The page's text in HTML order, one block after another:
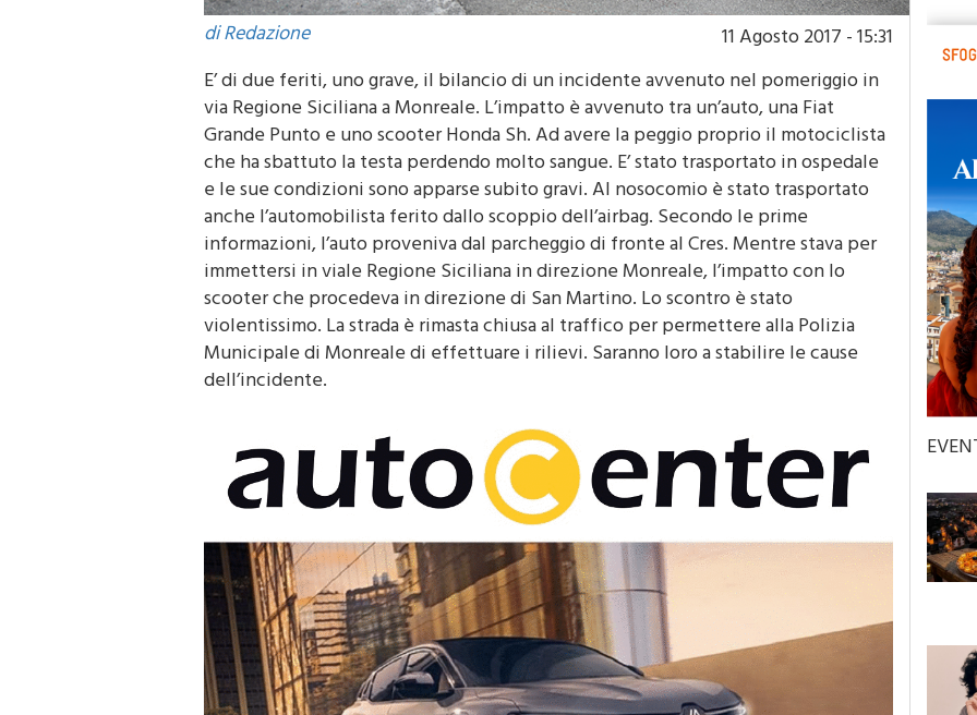
di Redazione
11 Agosto 2017 - 15:31
E’ di due feriti, uno grave, il bilancio di un incidente avvenuto nel pomeriggio in
via Regione Siciliana a Monreale. L’impatto è avvenuto tra un’auto, una Fiat
Grande Punto e uno scooter Honda Sh. Ad avere la peggio proprio il motociclista
che ha sbattuto la testa perdendo molto sangue. E’ stato trasportato in ospedale
e le sue condizioni sono apparse subito gravi. Al nosocomio è stato trasportato
anche l’automobilista ferito dallo scoppio dell’airbag. Secondo le prime
informazioni, l’auto proveniva dal parcheggio di fronte al Cres. Mentre stava per
immettersi in viale Regione Siciliana in direzione Monreale, l’impatto con lo
scooter che procedeva in direzione di San Martino. Lo scontro è stato
violentissimo. La strada è rimasta chiusa al traffico per permettere alla Polizia
Municipale di Monreale di effettuare i rilievi. Saranno loro a stabilire le cause
dell’incidente.